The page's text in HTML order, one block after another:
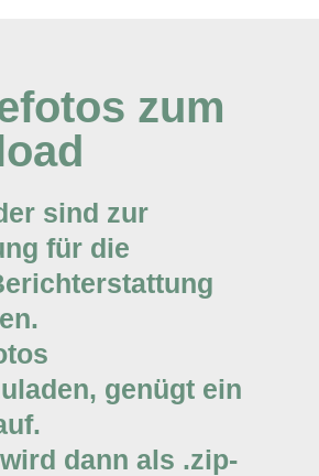
zum
sind zur
für die
genügt ein
dann als .zip-